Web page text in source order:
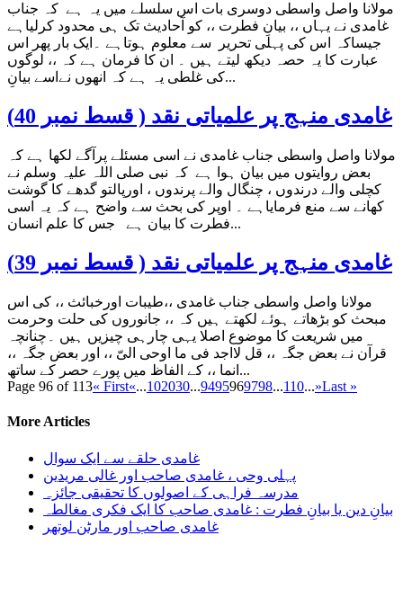
مولانا واصل واسطی دوسری بات اس سلسلے میں یہ ہے کہ جناب
غامدی نے یہاں ،، بیانِ فطرت ،، کو آحادیث تک ہی محدود کرلیاہے
جیساکہ اس کی پہلی تحریر سے معلوم ہوتاہے ۔ایک بار پھر اس
عبارت کا یہ حصہ دیکھ لیتے ہیں ۔ ان کا فرمان ہے کہ ،، لوگوں
کی غلطی یہ ہے کہ انھوں نےاسے بیانِ...
غامدی منہج پر علمیاتی نقد ( قسط نمبر 40)
مولانا واصل واسطی جناب غامدی نے اسی مسئلے پرآگے لکھا ہے کہ
بعض روایتوں میں بیان ہوا ہے کہ نبی صلی اللہ علیہ وسلم نے
کچلی والے درندوں ، چنگال والے پرندوں ، اورپالتو گدھے کا گوشت
کھانے سے منع فرمایاہے ۔ اوپر کی بحث سے واضح ہے کہ یہ اسی
فطرت کا بیان ہے جس کا علم انسان...
غامدی منہج پر علمیاتی نقد ( قسط نمبر 39)
مولانا واصل واسطی جناب غامدی ،،طیبات اورخبائث ،، کی اس
مبحث کو بڑھاتے ہوئے لکھتے ہیں کہ ،، جانوروں کی حلت وحرمت
میں شریعت کا موضوع اصلا یہی چارہی چیزیں ہیں ۔چنانچہ
قرآن نے بعض جگہ ،، قل لااجد فی ما اوحی الیّ ،، اور بعض جگہ ،،
انما ،، کے الفاظ میں پورے حصر کے ساتھ...
Page 96 of 113« First«...102030...9495969798...110...»Last »
More Articles
غامدی حلقے سے ایک سوال
پہلی وحی ، غامدی صاحب اور غالی مریدین
مدرسہ فراہی کے اصولوں کا تحقیقی جائزہ
بیانِ دین یا بیانِ فطرت : غامدی صاحب کا ایک فکری مغالطہ
غامدی صاحب اور مارٹن لوتھر